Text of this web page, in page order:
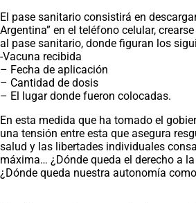
El pase sanitario consistirá en
Argentina” en el teléfono celular,
al pase sanitario, donde figuran los
-Vacuna recibida
– Fecha de aplicación
– Cantidad de dosis
– El lugar donde fueron colocadas.
En esta medida que ha tomado el
una tensión entre esta que asegura
salud y las libertades individuales
máxima… ¿Dónde queda el derecho a
¿Dónde queda nuestra autonomía